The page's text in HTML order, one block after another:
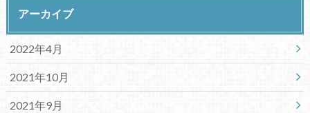
アーカイブ
2022年4月
2021年10月
2021年9月